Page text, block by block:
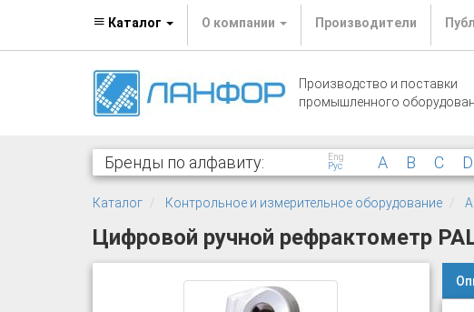
Каталог О компании Производители
Производство и поставки
промышленного
Бренды по алфавиту:
Eng
Рус
A B C
Каталог Контрольное и измерительное оборудование
Цифровой ручной рефрактометр